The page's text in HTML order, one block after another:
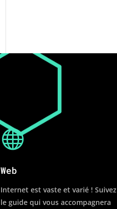

Web
Internet est vaste et varié ! Suivez
le guide qui vous accompagnera